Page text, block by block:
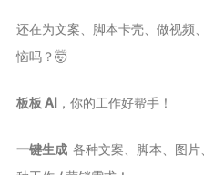
还在为文案、脚本卡壳、做视频
恼吗？🤯
板板 AI ，你的工作好帮手！
一键生成 各种文案、脚本、图